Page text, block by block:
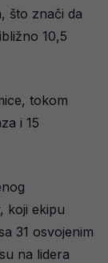
što znači da
10,5
tokom
i 15
koji ekipu
31 osvojenim
na lidera